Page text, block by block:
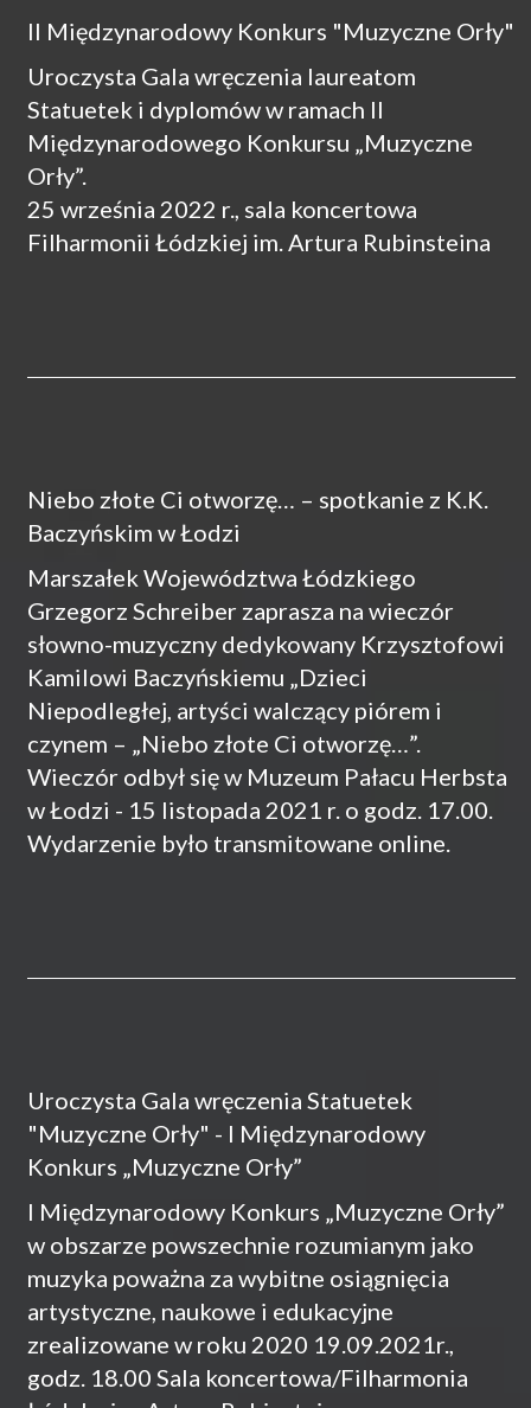
II Międzynarodowy Konkurs "Muzyczne Orły"
Uroczysta Gala wręczenia laureatom
Statuetek i dyplomów w ramach II
Międzynarodowego Konkursu „Muzyczne
Orły”.
25 września 2022 r., sala koncertowa
Filharmonii Łódzkiej im. Artura Rubinsteina
Niebo złote Ci otworzę… – spotkanie z K.K.
Baczyńskim w Łodzi
Marszałek Województwa Łódzkiego
Grzegorz Schreiber zaprasza na wieczór
słowno-muzyczny dedykowany Krzysztofowi
Kamilowi Baczyńskiemu „Dzieci
Niepodległej, artyści walczący piórem i
czynem – „Niebo złote Ci otworzę…”.
Wieczór odbył się w Muzeum Pałacu Herbsta
w Łodzi - 15 listopada 2021 r. o godz. 17.00.
Wydarzenie było transmitowane online.
Uroczysta Gala wręczenia Statuetek
"Muzyczne Orły" - I Międzynarodowy
Konkurs „Muzyczne Orły”
I Międzynarodowy Konkurs „Muzyczne Orły”
w obszarze powszechnie rozumianym jako
muzyka poważna za wybitne osiągnięcia
artystyczne, naukowe i edukacyjne
zrealizowane w roku 2020 19.09.2021r.,
godz. 18.00 Sala koncertowa/Filharmonia